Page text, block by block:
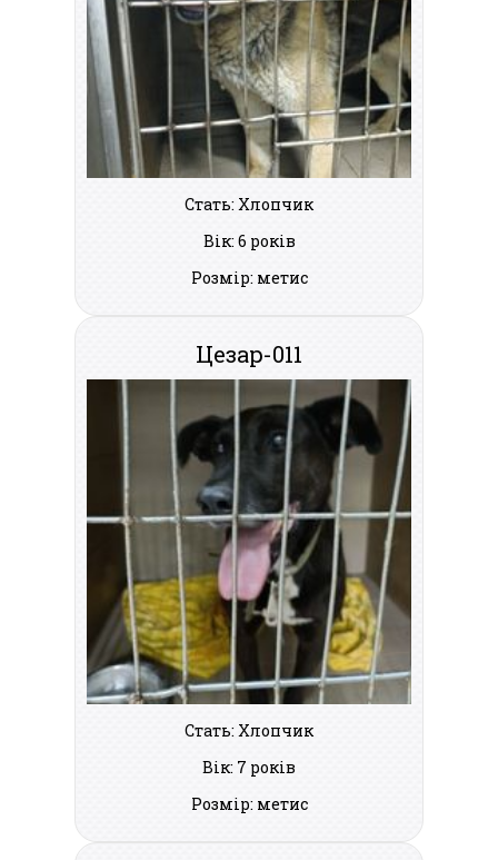
Стать: Хлопчик
Вік: 6 років
Розмір: метис
Цезар-011
Стать: Хлопчик
Вік: 7 років
Розмір: метис